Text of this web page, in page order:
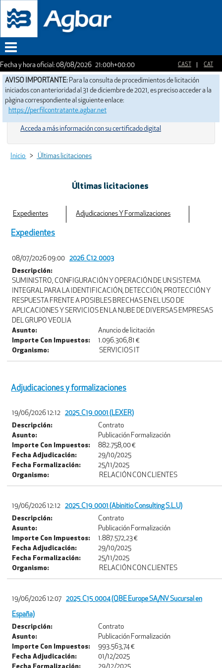
Fecha y hora oficial: 08/08/2026 21:00h+00:00
AVISO IMPORTANTE: Para la consulta de procedimientos de licitación
iniciados con anterioridad al 31 de diciembre de 2021, es preciso acceder a la
pàgina correspondiente al siguiente enlace:
https://perfilcontratante.agbar.net
Menu
Acceda a más información con su certificado digital
Inicio > Últimas licitaciones
Últimas licitaciones
Expedientes Adjudicaciones Y Formalizaciones
Expedientes
08/07/2026 09:00 2026_C12_0003
Descripción:
SUMINISTRO, CONFIGURACIÓN Y OPERACIÓN DE UN SISTEMA
INTEGRAL PARA LA IDENTIFICACIÓN, DETECCIÓN, PROTECCIÓN Y
RESPUESTA FRENTE A POSIBLES BRECHAS EN EL USO DE
APLICACIONES Y SERVICIOS EN LA NUBE DE DIVERSAS EMPRESAS
DEL GRUPO VEOLIA
Asunto:
Anuncio de licitación
Importe Con Impuestos:
1.096.306,81 €
Organismo:
SERVICIOS IT
Adjudicaciones y formalizaciones
19/06/2026 12:12 2025_C19_0001 (LEXER)
Descripción:
Contrato
Asunto:
Publicación Formalización
Importe Con Impuestos:
882.758,00 €
Fecha Adjudicación:
29/10/2025
Fecha Formalización:
25/11/2025
Organismo:
RELACIÓN CON CLIENTES
19/06/2026 12:12 2025_C19_0001 (Abinitio Consulting S.L.U)
Descripción:
Contrato
Asunto:
Publicación Formalización
Importe Con Impuestos:
1.887.572,23 €
Fecha Adjudicación:
29/10/2025
Fecha Formalización:
25/11/2025
Organismo:
RELACIÓN CON CLIENTES
19/06/2026 12:07 2025_C15_0004 (QBE Europe SA/NV Sucursal en
España)
Descripción:
Contrato
Asunto:
Publicación Formalización
Importe Con Impuestos:
993.563,74 €
Fecha Adjudicación:
01/12/2025